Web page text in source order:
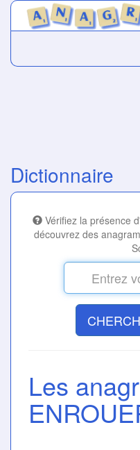
Dictionnaire
Vérifiez la présence
découvrez des
Les